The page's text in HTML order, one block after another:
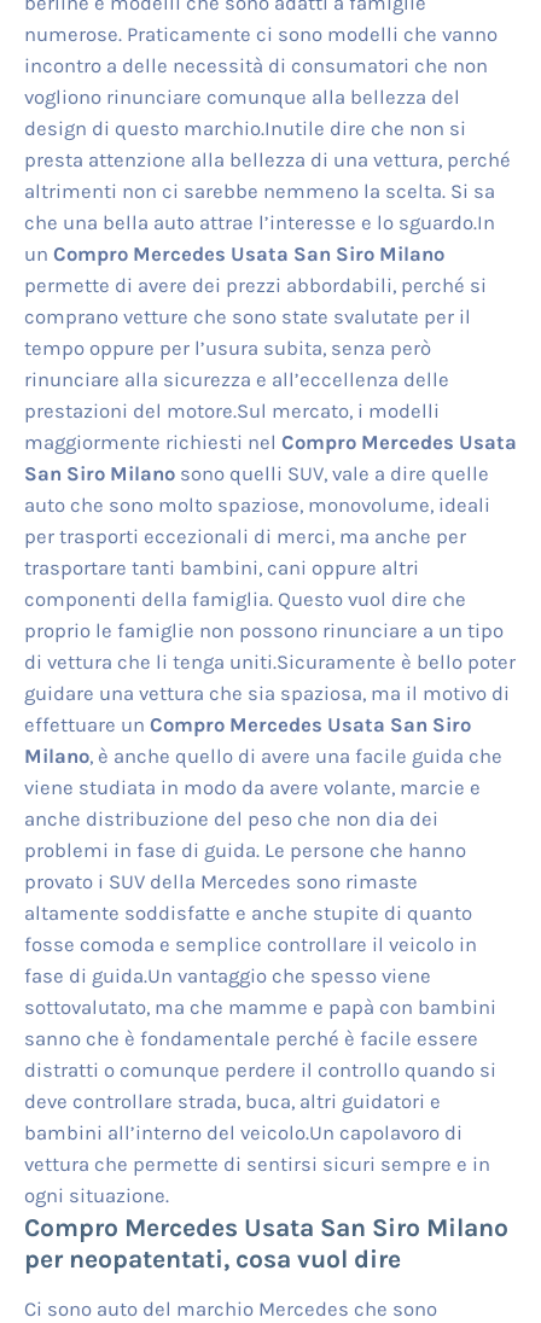
numerose. Praticamente ci sono modelli che vanno
incontro a delle necessità di consumatori che non
vogliono rinunciare comunque alla bellezza del
design di questo marchio.Inutile dire che non si
presta attenzione alla bellezza di una vettura, perché
altrimenti non ci sarebbe nemmeno la scelta. Si sa
che una bella auto attrae l’interesse e lo sguardo.In
un Compro Mercedes Usata San Siro Milano
permette di avere dei prezzi abbordabili, perché si
comprano vetture che sono state svalutate per il
tempo oppure per l’usura subita, senza però
rinunciare alla sicurezza e all’eccellenza delle
prestazioni del motore.Sul mercato, i modelli
maggiormente richiesti nel Compro Mercedes Usata
San Siro Milanosono quelli SUV, vale a dire quelle
auto che sono molto spaziose, monovolume, ideali
per trasporti eccezionali di merci, ma anche per
trasportare tanti bambini, cani oppure altri
componenti della famiglia. Questo vuol dire che
proprio le famiglie non possono rinunciare a un tipo
di vettura che li tenga uniti.Sicuramente è bello poter
guidare una vettura che sia spaziosa, ma il motivo di
effettuare un Compro Mercedes Usata San Siro
Milano, è anche quello di avere una facile guida che
viene studiata in modo da avere volante, marcie e
anche distribuzione del peso che non dia dei
problemi in fase di guida. Le persone che hanno
provato i SUV della Mercedes sono rimaste
altamente soddisfatte e anche stupite di quanto
fosse comoda e semplice controllare il veicolo in
fase di guida.Un vantaggio che spesso viene
sottovalutato, ma che mamme e papà con bambini
sanno che è fondamentale perché è facile essere
distratti o comunque perdere il controllo quando si
deve controllare strada, buca, altri guidatori e
bambini all’interno del veicolo.Un capolavoro di
vettura che permette di sentirsi sicuri sempre e in
ogni situazione.
Compro Mercedes Usata San Siro Milano
per neopatentati, cosa vuol dire
Ci sono auto del marchio Mercedes che sono